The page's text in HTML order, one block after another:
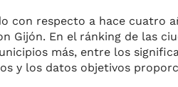
con respecto a hace cuatro
Gijón. En el ránking de las
más, entre los
y los datos objetivos